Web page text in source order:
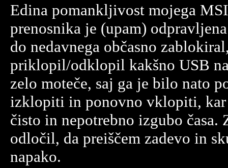
Edina pomankljivost mojega
prenosnika je (upam)
do nedavnega občasno
priklopil/odklopil kakšno USB
zelo moteče, saj ga je bilo nato
izklopiti in ponovno vklopiti, kar
čisto in nepotrebno izgubo časa.
odločil, da preiščem zadevo in
napako.